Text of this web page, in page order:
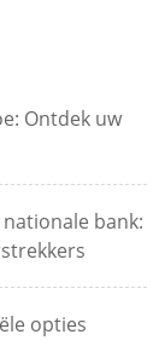
Ontdek uw
bank:
opties